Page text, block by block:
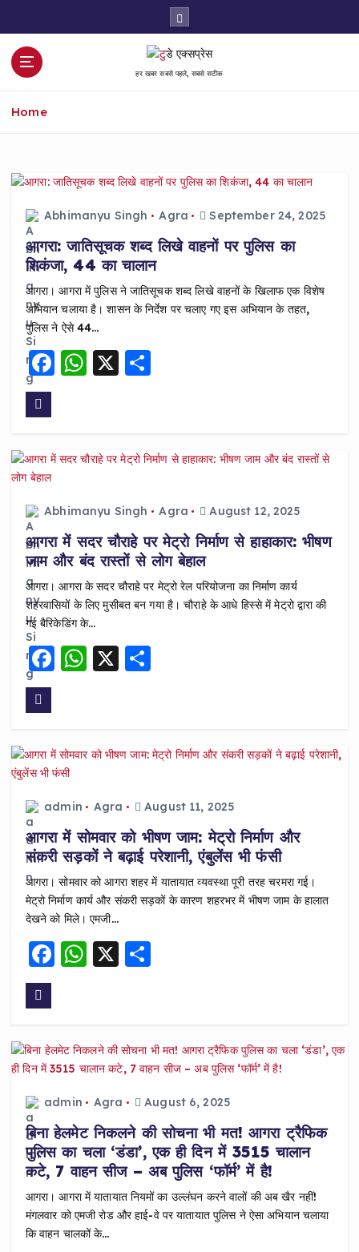
हर खबर सबसे पहले, सबसे सटीक
Home
Abhimanyu Singh Agra September 24, 2025
आगरा: जातिसूचक शब्द लिखे वाहनों पर पुलिस का
शिकंजा, 44 का चालान
आगरा। आगरा में पुलिस ने जातिसूचक शब्द लिखे वाहनों के खिलाफ एक विशेष
अभियान चलाया है। शासन के निर्देश पर चलाए गए इस अभियान के तहत,
पुलिस ने ऐसे 44…
F
b
o
k
W
A
p
X S
Abhimanyu Singh Agra August 12, 2025
आगरा में सदर चौराहे पर मेट्रो निर्माण से हाहाकार: भीषण
जाम और बंद रास्तों से लोग बेहाल
आगरा। आगरा के सदर चौराहे पर मेट्रो रेल परियोजना का निर्माण कार्य
शहरवासियों के लिए मुसीबत बन गया है। चौराहे के आधे हिस्से में मेट्रो द्वारा की
गई बैरिकेडिंग के…
F
b
o
o
k
W
A
p
X S
admin Agra August 11, 2025
आगरा में सोमवार को भीषण जाम: मेट्रो निर्माण और
संकरी सड़कों ने बढ़ाई परेशानी, एंबुलेंस भी फंसी
आगरा। सोमवार को आगरा शहर में यातायात व्यवस्था पूरी तरह चरमरा गई।
मेट्रो निर्माण कार्य और संकरी सड़कों के कारण शहरभर में भीषण जाम के हालात
देखने को मिले। एमजी…
F
b
o
o
k
W
A
p
p
X S
admin Agra August 6, 2025
बिना हेलमेट निकलने की सोचना भी मत! आगरा ट्रैफिक
पुलिस का चला ‘डंडा’, एक ही दिन में 3515 चालान
कटे, 7 वाहन सीज – अब पुलिस ‘फॉर्म’ में है!
आगरा। आगरा में यातायात नियमों का उल्लंघन करने वालों की अब खैर नहीं!
मंगलवार को एमजी रोड और हाई-वे पर यातायात पुलिस ने ऐसा अभियान चलाया
कि वाहन चालकों के…